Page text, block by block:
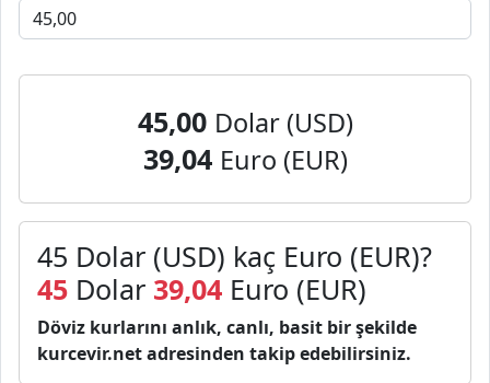
45,00 Dolar (USD)
39,04 Euro (EUR)
45 Dolar (USD) kaç Euro (EUR)?
45 Dolar 39,04 Euro (EUR)
Döviz kurlarını anlık, canlı, basit bir şekilde
kurcevir.net adresinden takip edebilirsiniz.